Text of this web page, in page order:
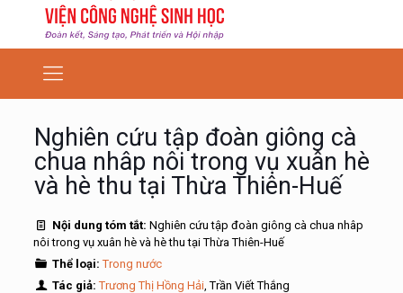
Nghiên cứu tập đoàn giông cà
chua nhâp nôi trong vụ xuân hè
và hè thu tại Thừa Thiên-Huế
Nội dung tóm tắt: Nghiên cứu tập đoàn giông cà chua nhâp
nôi trong vụ xuân hè và hè thu tại Thừa Thiên-Huế
Thể loại:Trong nước
Tác giả:Trương Thị Hồng Hải, Trần Viết Thắng